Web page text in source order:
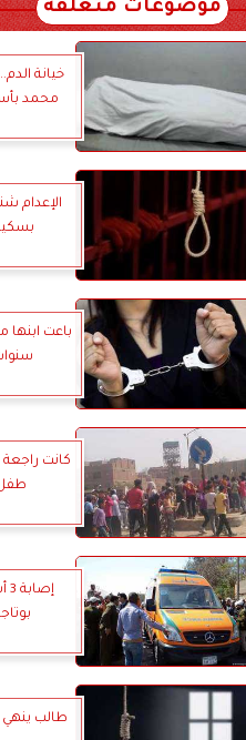
موضوعات متعلقة
خيانة
محمد
الإعدام
كانت
طالب ينهي